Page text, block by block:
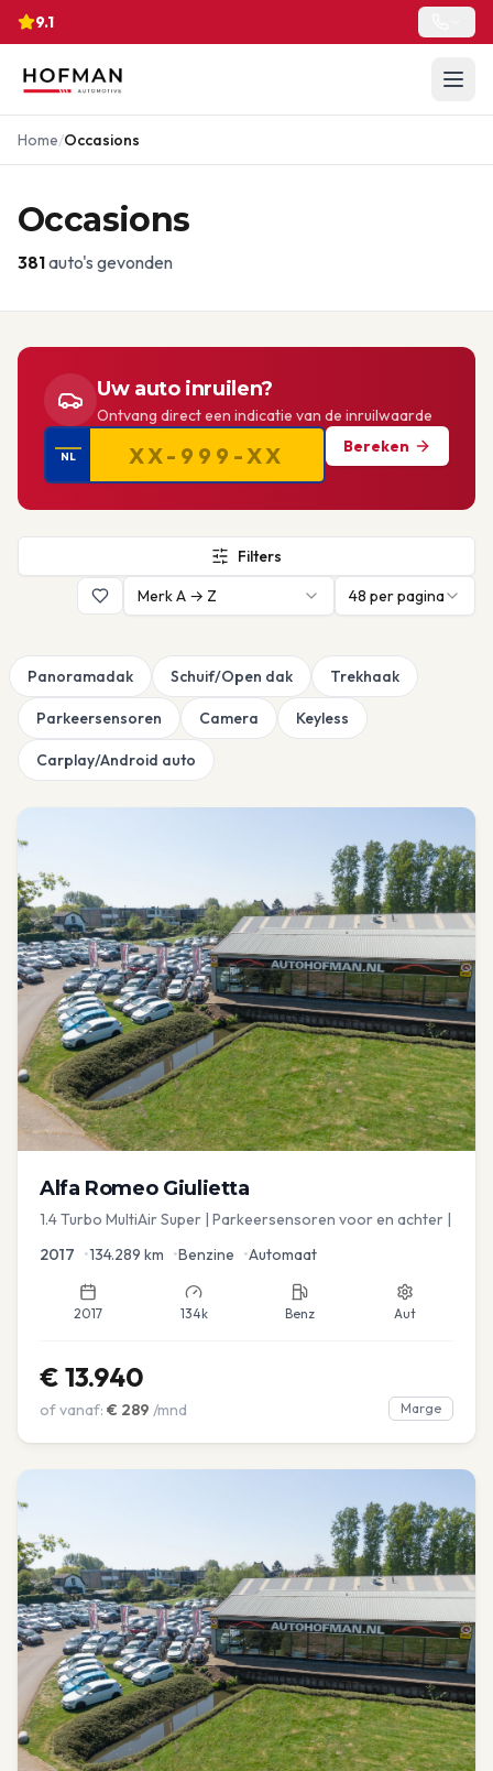
9.1
Home/Occasions
Occasions
381auto's gevonden
Uw auto inruilen?
Ontvang direct een indicatie van de inruilwaarde
NL
Bereken
Filters
Merk A → Z
48 per pagina
Panoramadak Schuif/Open dak Trekhaak
Parkeersensoren Camera Keyless
Carplay/Android auto
Alfa Romeo Giulietta
1.4 Turbo MultiAir Super | Parkeersensoren voor en achter |
2017 •134.289 km •Benzine •Automaat
2017 134k Benz Aut
€ 13.940
of vanaf: € 289 /mnd Marge